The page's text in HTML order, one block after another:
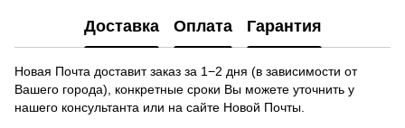
Доставка Оплата Гарантия
Новая Почта доставит заказ за 1−2 дня (в зависимости от
Вашего города), конкретные сроки Вы можете уточнить у
нашего консультанта или на сайте Новой Почты.